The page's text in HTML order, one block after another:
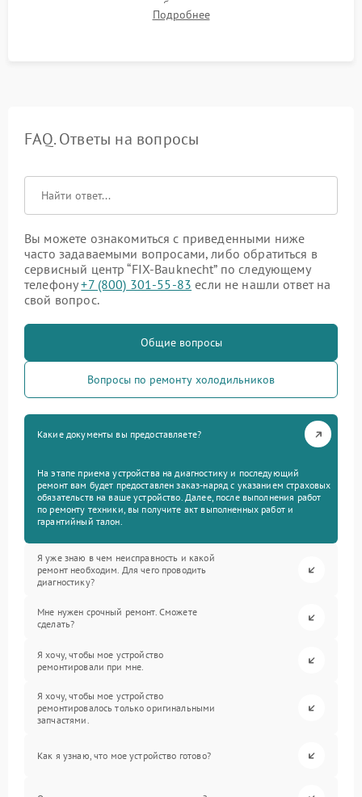
компрессора, отсутствия обмерзания стенок и корректного
срабатывания системы автоматической оттайки.
Подробнее
FAQ. Ответы на вопросы
Вы можете ознакомиться с приведенными ниже
часто задаваемыми вопросами, либо обратиться в
сервисный центр “FIX-Bauknecht” по следующему
телефону+7 (800) 301-55-83 если не нашли ответ на
свой вопрос.
Общие вопросы
Вопросы по ремонту холодильников
Какие документы вы предоставляете?
На этапе приема устройства на диагностику и последующий
ремонт вам будет предоставлен заказ-наряд с указанием страховых
обязательств на ваше устройство. Далее, после выполнения работ
по ремонту техники, вы получите акт выполненных работ и
гарантийный талон.
Я уже знаю в чем неисправность и какой
ремонт необходим. Для чего проводить
диагностику?
Мне нужен срочный ремонт. Сможете
сделать?
Я хочу, чтобы мое устройство
ремонтировали при мне.
Я хочу, чтобы мое устройство
ремонтировалось только оригинальными
запчастями.
Как я узнаю, что мое устройство готово?